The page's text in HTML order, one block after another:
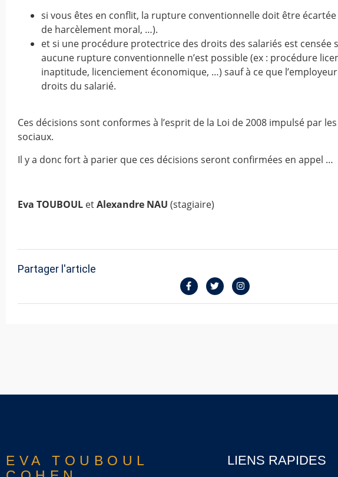
si vous êtes en conflit, la rupture conventionnelle doit être
de harcèlement moral, …).
et si une procédure protectrice des droits des salariés est censée
aucune rupture conventionnelle n’est possible (ex : procédure
inaptitude, licenciement économique, …) sauf à ce que
droits du salarié.
Ces décisions sont conformes à l’esprit de la Loi de 2008 impulsé par
sociaux.
Il y a donc fort à parier que ces décisions seront confirmées en appel …
Eva TOUBOUL etAlexandre NAU (stagiaire)
Partager l'article
EVA TOUBOUL
LIENS RAPIDES